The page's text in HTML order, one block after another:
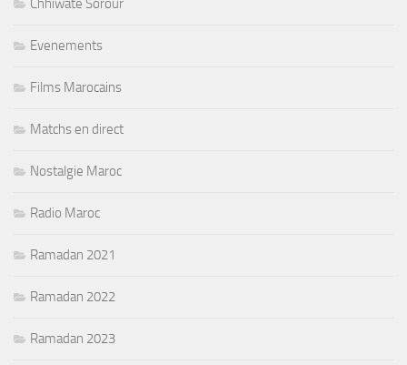
Chhiwate Sorour
Evenements
Films Marocains
Matchs en direct
Nostalgie Maroc
Radio Maroc
Ramadan 2021
Ramadan 2022
Ramadan 2023